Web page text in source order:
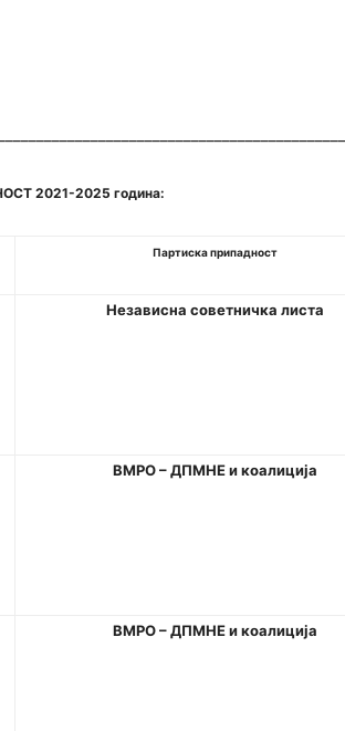
2021-2025 година:
Партиска припадност
Независна советничка листа
ВМРО–ДПМНЕ и коалиција
ВМРО–ДПМНЕ и коалиција